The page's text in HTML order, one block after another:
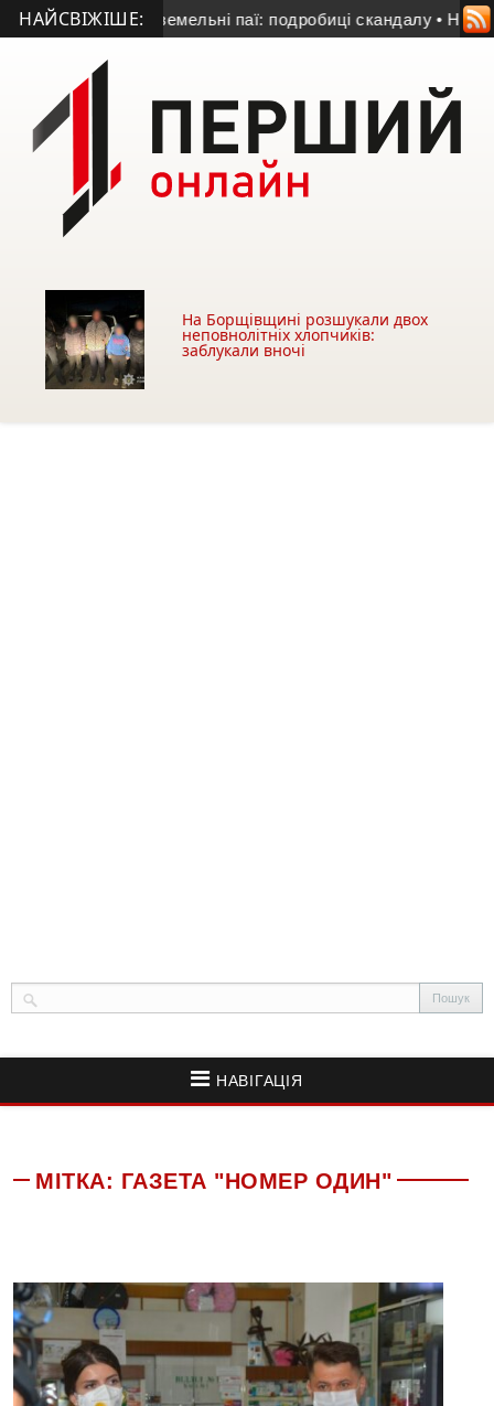
НАЙСВІЖІШЕ:
отруїв земельні паї: подробиці скандалу • На
На Борщівщині розшукали двох
неповнолітніх хлопчиків:
заблукали вночі
НАВІГАЦІЯ
МІТКА: ГАЗЕТА "НОМЕР ОДИН"